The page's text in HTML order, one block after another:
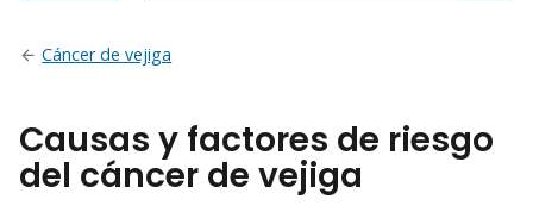
Cáncer de vejiga
Causas y factores de riesgo
del cáncer de vejiga